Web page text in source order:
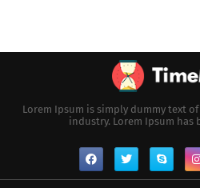
Lorem Ipsum is simply dummy text
industry. Lorem Ipsum has